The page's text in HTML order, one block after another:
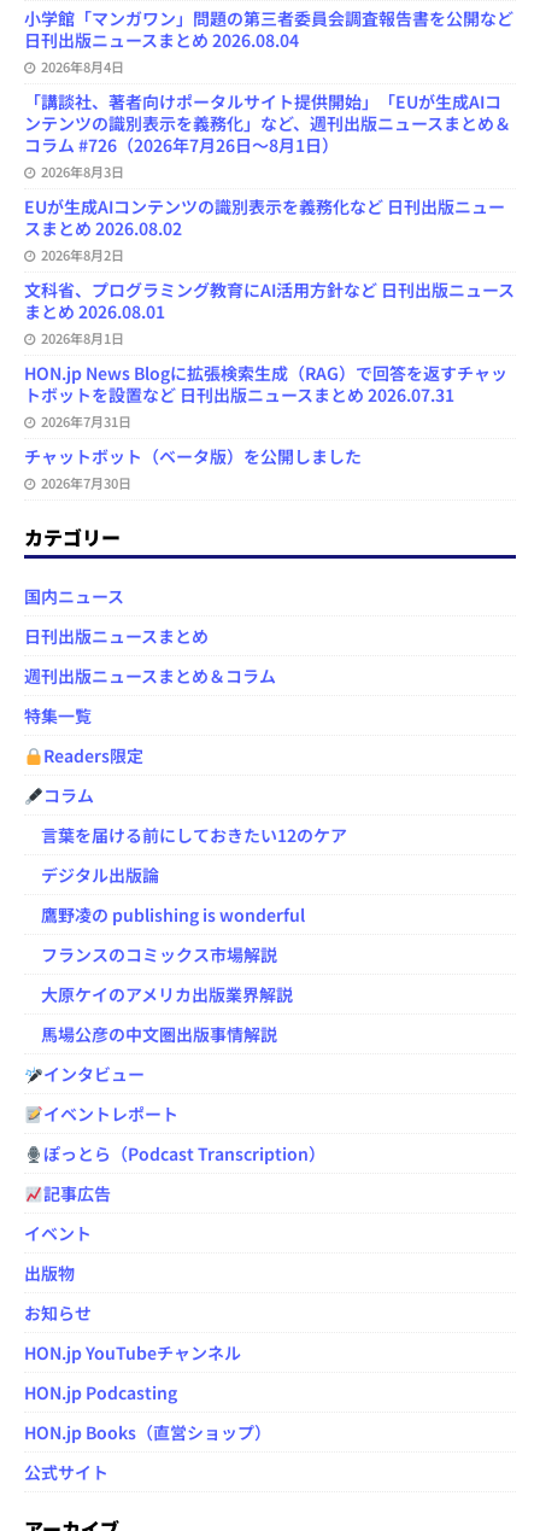
小学館「マンガワン」問題の第三者委員会調査報告書を公開など
日刊出版ニュースまとめ 2026.08.04
2026年8月4日
「講談社、著者向けポータルサイト提供開始」「EUが生成AIコ
ンテンツの識別表示を義務化」など、週刊出版ニュースまとめ＆
コラム #726（2026年7月26日～8月1日）
2026年8月3日
EUが生成AIコンテンツの識別表示を義務化など 日刊出版ニュー
スまとめ 2026.08.02
2026年8月2日
文科省、プログラミング教育にAI活用方針など 日刊出版ニュース
まとめ 2026.08.01
2026年8月1日
HON.jp News Blogに拡張検索生成（RAG）で回答を返すチャッ
トボットを設置など 日刊出版ニュースまとめ 2026.07.31
2026年7月31日
チャットボット（ベータ版）を公開しました
2026年7月30日
カテゴリー
国内ニュース
日刊出版ニュースまとめ
週刊出版ニュースまとめ＆コラム
特集一覧
Readers限定
コラム
言葉を届ける前にしておきたい12のケア
デジタル出版論
鷹野凌の publishing is wonderful
フランスのコミックス市場解説
大原ケイのアメリカ出版業界解説
馬場公彦の中文圏出版事情解説
インタビュー
イベントレポート
ぽっとら（Podcast Transcription）
記事広告
イベント
出版物
お知らせ
HON.jp YouTubeチャンネル
HON.jp Podcasting
HON.jp Books（直営ショップ）
公式サイト